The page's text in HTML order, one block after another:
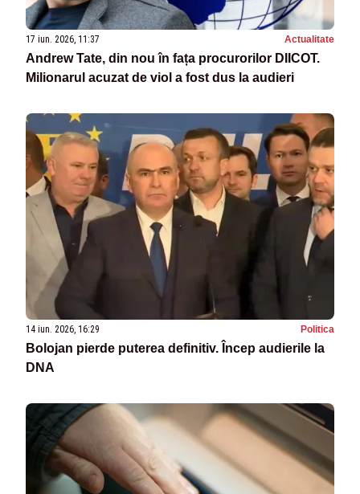
17 iun. 2026, 11:37 Actualitate
Andrew Tate, din nou în fața procurorilor DIICOT.
Milionarul acuzat de viol a fost dus la audieri
14 iun. 2026, 16:29 Politica
Bolojan pierde puterea definitiv. Încep audierile la
DNA